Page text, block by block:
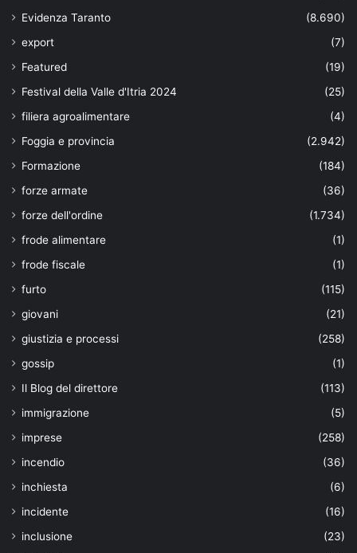
Evidenza Taranto
(8.690)
export
(7)
Featured
(19)
Festival della Valle d'Itria 2024
(25)
filiera agroalimentare
(4)
Foggia e provincia
(2.942)
Formazione
(184)
forze armate
(36)
forze dell'ordine
(1.734)
frode alimentare
(1)
frode fiscale
(1)
furto
(115)
giovani
(21)
giustizia e processi
(258)
gossip
(1)
Il Blog del direttore
(113)
immigrazione
(5)
imprese
(258)
incendio
(36)
inchiesta
(6)
incidente
(16)
inclusione
(23)